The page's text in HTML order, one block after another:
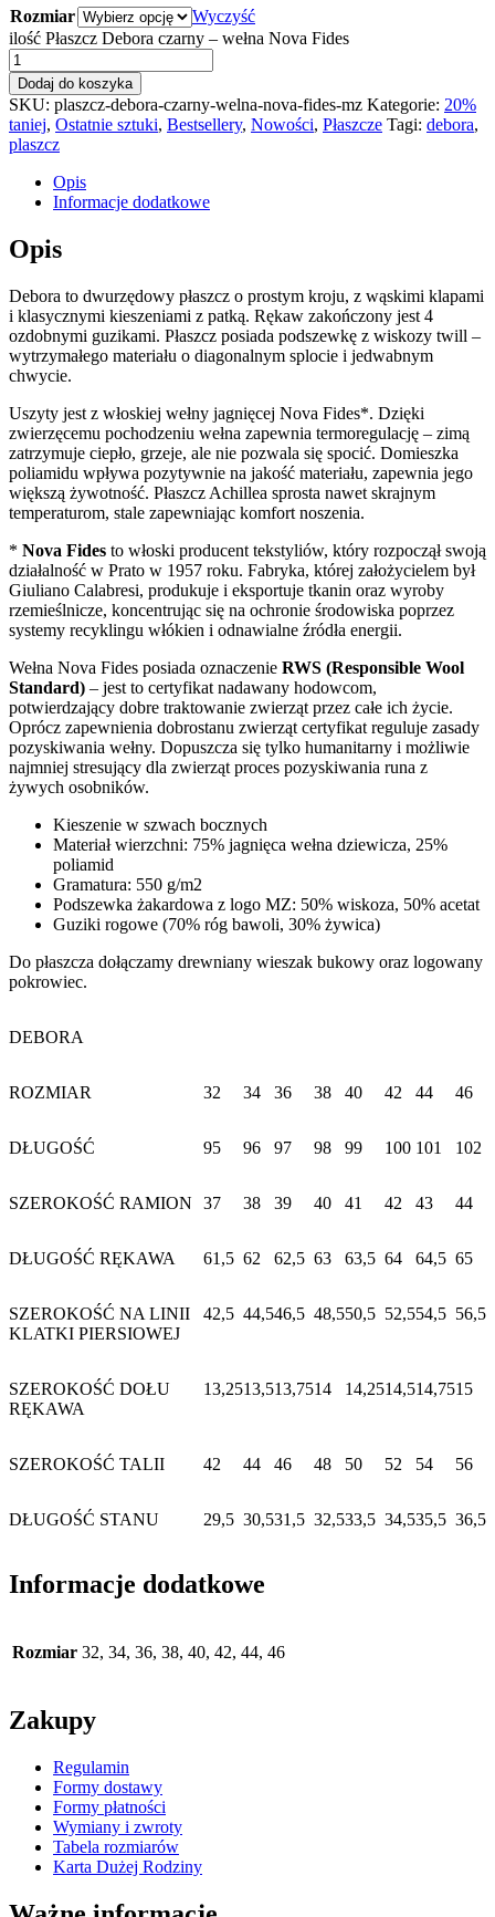
Rozmiar
Wyczyść
ilość Płaszcz Debora czarny – wełna Nova Fides
Dodaj do koszyka
SKU: plaszcz-debora-czarny-welna-nova-fides-mz Kategorie: 20%
taniej, Ostatnie sztuki, Bestsellery, Nowości, Płaszcze Tagi: debora,
plaszcz
Opis
Informacje dodatkowe
Opis
Debora to dwurzędowy płaszcz o prostym kroju, z wąskimi klapami
i klasycznymi kieszeniami z patką. Rękaw zakończony jest 4
ozdobnymi guzikami. Płaszcz posiada podszewkę z wiskozy twill –
wytrzymałego materiału o diagonalnym splocie i jedwabnym
chwycie.
Uszyty jest z włoskiej wełny jagnięcej Nova Fides*. Dzięki
zwierzęcemu pochodzeniu wełna zapewnia termoregulację – zimą
zatrzymuje ciepło, grzeje, ale nie pozwala się spocić. Domieszka
poliamidu wpływa pozytywnie na jakość materiału, zapewnia jego
większą żywotność. Płaszcz Achillea sprosta nawet skrajnym
temperaturom, stale zapewniając komfort noszenia.
* Nova Fides to włoski producent tekstyliów, który rozpoczął swoją
działalność w Prato w 1957 roku. Fabryka, której założycielem był
Giuliano Calabresi, produkuje i eksportuje tkanin oraz wyroby
rzemieślnicze, koncentrując się na ochronie środowiska poprzez
systemy recyklingu włókien i odnawialne źródła energii.
Wełna Nova Fides posiada oznaczenie RWS (Responsible Wool
Standard) – jest to certyfikat nadawany hodowcom,
potwierdzający dobre traktowanie zwierząt przez całe ich życie.
Oprócz zapewnienia dobrostanu zwierząt certyfikat reguluje zasady
pozyskiwania wełny. Dopuszcza się tylko humanitarny i możliwie
najmniej stresujący dla zwierząt proces pozyskiwania runa z
żywych osobników.
Kieszenie w szwach bocznych
Materiał wierzchni: 75% jagnięca wełna dziewicza, 25%
poliamid
Gramatura: 550 g/m2
Podszewka żakardowa z logo MZ: 50% wiskoza, 50% acetat
Guziki rogowe (70% róg bawoli, 30% żywica)
Do płaszcza dołączamy drewniany wieszak bukowy oraz logowany
pokrowiec.
DEBORA
ROZMIAR 32 34 36 38 40 42 44 46
DŁUGOŚĆ 95 96 97 98 99 100 101 102
SZEROKOŚĆ RAMION 37 38 39 40 41 42 43 44
DŁUGOŚĆ RĘKAWA 61,5 62 62,5 63 63,5 64 64,5 65
SZEROKOŚĆ NA LINII
KLATKI PIERSIOWEJ
42,5 44,546,5 48,550,5 52,554,5 56,5
SZEROKOŚĆ DOŁU
RĘKAWA
13,2513,513,7514 14,2514,514,7515
SZEROKOŚĆ TALII 42 44 46 48 50 52 54 56
DŁUGOŚĆ STANU 29,5 30,531,5 32,533,5 34,535,5 36,5
Informacje dodatkowe
Rozmiar 32, 34, 36, 38, 40, 42, 44, 46
Zakupy
Regulamin
Formy dostawy
Formy płatności
Wymiany i zwroty
Tabela rozmiarów
Karta Dużej Rodziny